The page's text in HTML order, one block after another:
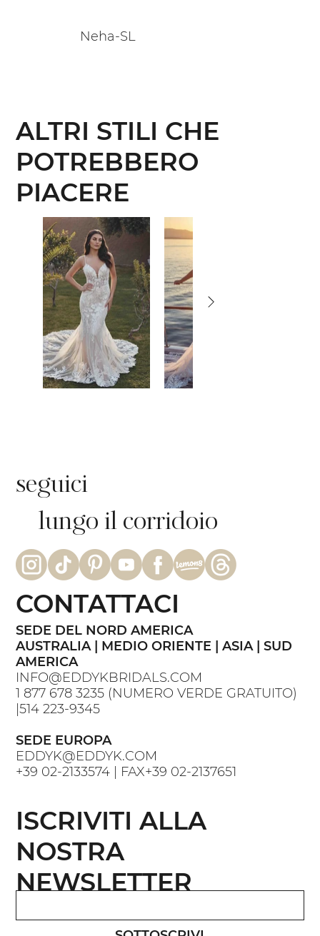
Neha-SL
ALTRI STILI CHE
POTREBBERO
PIACERE
seguici
lungo il corridoio
SEDE DEL NORD AMERICA
AUSTRALIA | MEDIO ORIENTE | ASIA | SUD
AMERICA
INFO@EDDYKBRIDALS.COM
1 877 678 3235 (NUMERO VERDE GRATUITO)
|514 223-9345
SEDE EUROPA
EDDYK@EDDYK.COM
+39 02-2133574 | FAX+39 02-2137651
CONTATTACI
ISCRIVITI ALLA
NOSTRA
NEWSLETTER